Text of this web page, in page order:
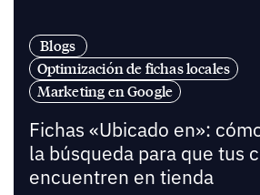
Blogs
Optimización de fichas locales
Marketing en Google
Fichas «Ubicado en»:
la búsqueda para que tus
encuentren en tienda